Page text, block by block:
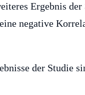
Ergebnis
negative
der Studie